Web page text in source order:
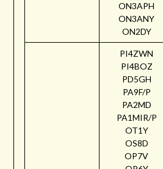
ON3APH
ON3ANY
ON2DY
PI4ZWN
PI4BOZ
PD5GH
PA9F/P
PA2MD
PA1MIR/P
OT1Y
OS8D
OP7V